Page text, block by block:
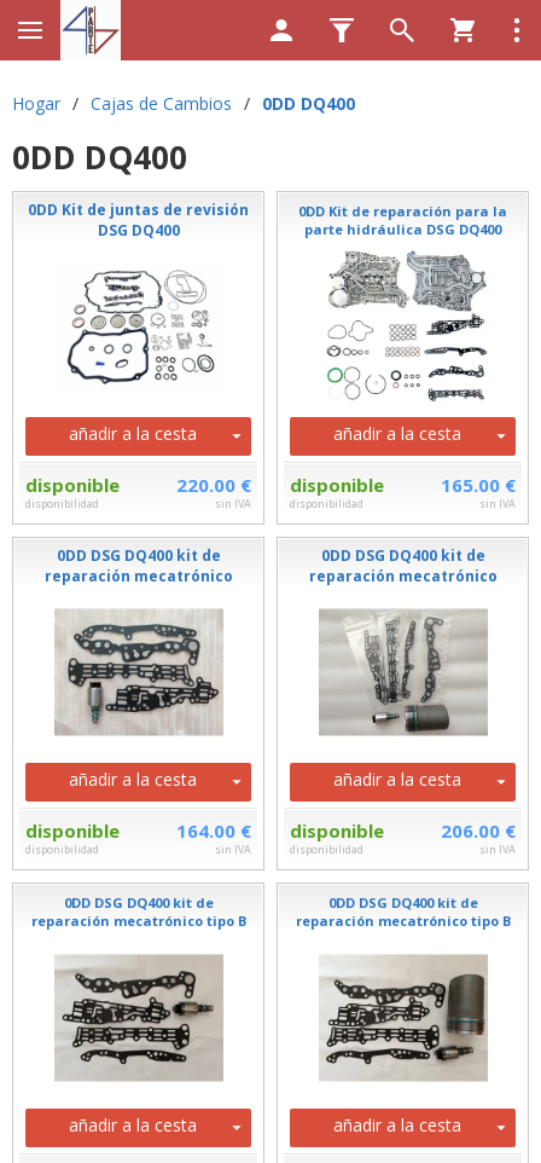
Hogar / Cajas de Cambios / 0DD DQ400
0DD DQ400
0DD Kit de juntas de revisión
DSG DQ400
añadir a la cesta
disponible
disponibilidad
220.00 €
sin IVA
0DD Kit de reparación para la
parte hidráulica DSG DQ400
añadir a la cesta
disponible
disponibilidad
165.00 €
sin IVA
0DD DSG DQ400 kit de
reparación mecatrónico
añadir a la cesta
disponible
disponibilidad
164.00 €
sin IVA
0DD DSG DQ400 kit de
reparación mecatrónico
añadir a la cesta
disponible
disponibilidad
206.00 €
sin IVA
0DD DSG DQ400 kit de
reparación mecatrónico tipo B
añadir a la cesta
0DD DSG DQ400 kit de
reparación mecatrónico tipo B
añadir a la cesta